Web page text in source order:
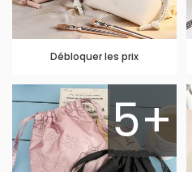
Débloquer les prix
5+